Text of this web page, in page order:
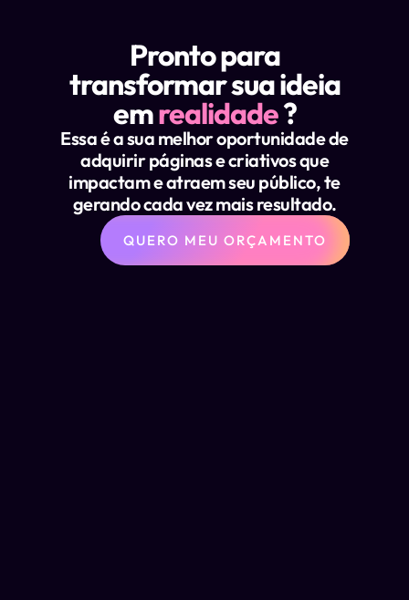
Pronto para
transformar sua ideia
emrealidade?
Essa é a sua melhor oportunidade de
adquirir páginas e criativos que
impactam e atraem seu público, te
gerando cada vez mais resultado.
QUERO MEU ORÇAMENTO